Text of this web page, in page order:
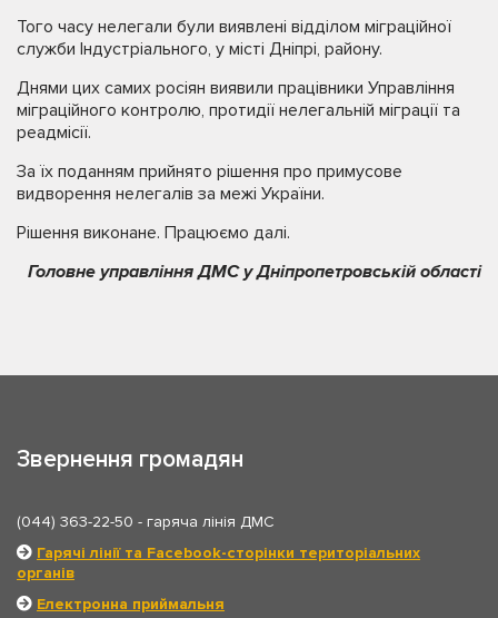
Того часу нелегали були виявлені відділом міграційної
служби Індустріального, у місті Дніпрі, району.
Днями цих самих росіян виявили працівники Управління
міграційного контролю, протидії нелегальній міграції та
реадмісії.
За їх поданням прийнято рішення про примусове
видворення нелегалів за межі України.
Рішення виконане. Працюємо далі.
Головне управління ДМС у Дніпропетровській області
Звернення громадян
(044) 363-22-50 - гаряча лінія ДМС
Гарячі лінії та Facebook-сторінки територіальних
органів
Електронна приймальня